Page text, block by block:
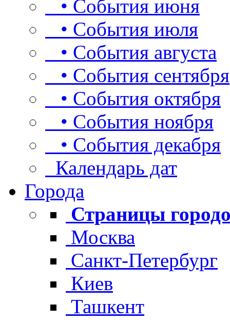
• События июня
• События июля
• События августа
• События сентября
• События октября
• События ноября
• События декабря
Календарь дат
Города
Страницы
Москва
Санкт-Петербург
Киев
Ташкент